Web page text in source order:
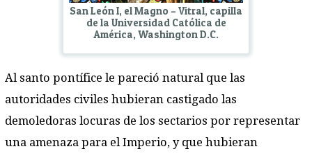
San León I, el Magno – Vitral, capilla
de la Universidad Católica de
América, Washington D.C.
Al santo pontífice le pareció natural que las
autoridades civiles hubieran castigado las
demoledoras locuras de los sectarios por representar
una amenaza para el Imperio, y que hubieran